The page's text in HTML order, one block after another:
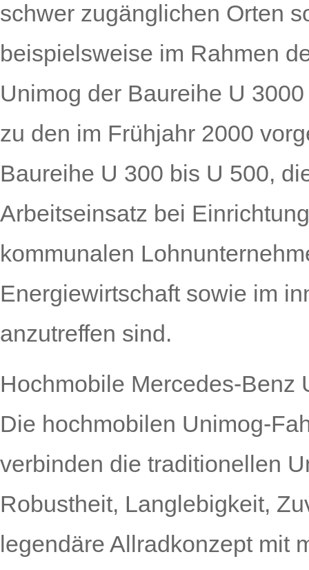
schwer zugänglichen Orten
beispielsweise im Rahmen
Unimog der Baureihe U
zu den im Frühjahr 2000
Baureihe U 300 bis U 500,
Arbeitseinsatz bei
kommunalen
Energiewirtschaft sowie im
anzutreffen sind.
Hochmobile Mercedes-Benz
Die hochmobilen Unimog-
verbinden die traditionellen
Robustheit, Langlebigkeit,
legendäre Allradkonzept mit